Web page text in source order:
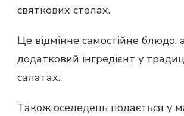
святкових столах.
Це відмінне самостійне блюдо,
додатковий інгредієнт у
салатах.
Також оселедець подається у